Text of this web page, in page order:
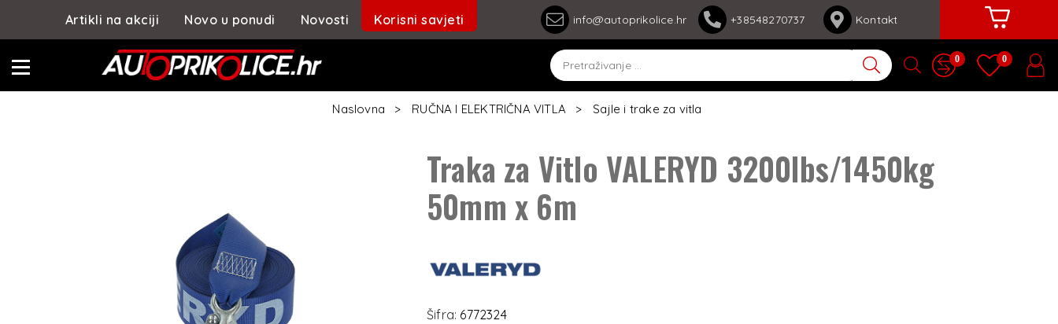
0 0
Artikli na akciji Novo u ponudi Novosti Korisni savjeti info@autoprikolice.hr +38548270737 Kontakt
Naslovna RUČNA I ELEKTRIČNA VITLA Sajle i trake za vitla
Traka za Vitlo VALERYD 3200lbs/1450kg
50mm x 6m
Šifra: 6772324